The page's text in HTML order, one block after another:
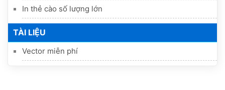
In thẻ cào số lượng lớn
TÀI LIỆU
Vector miễn phí